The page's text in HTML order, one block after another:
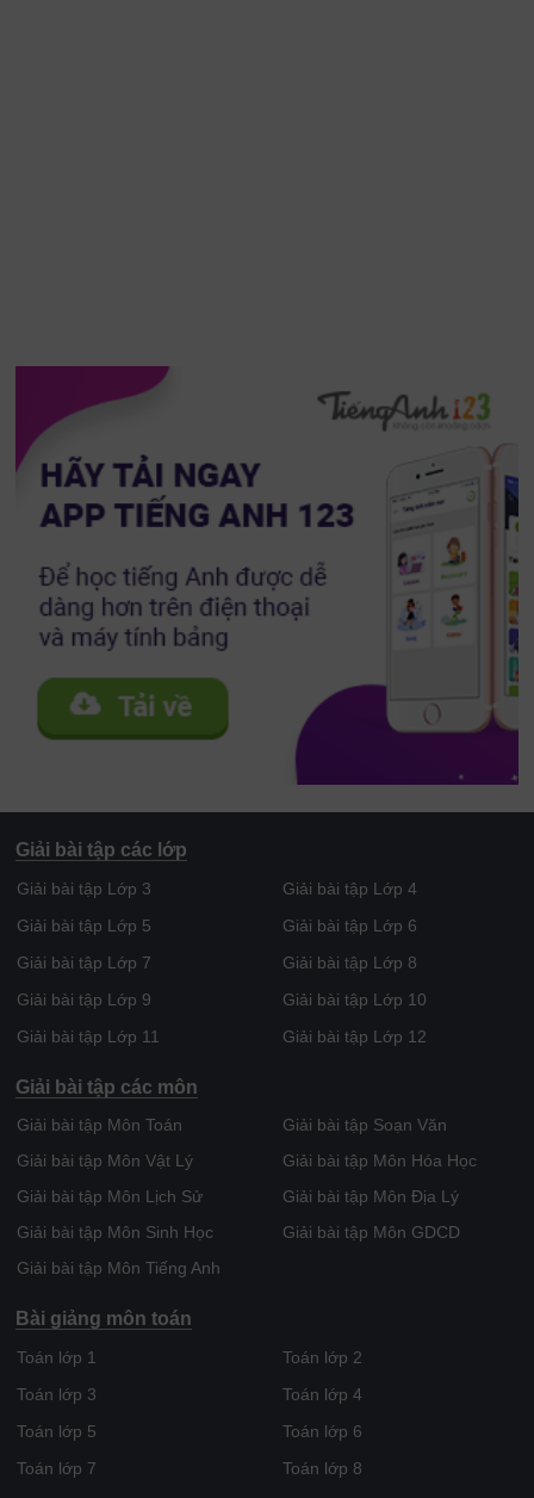
Giải bài tập các lớp
Giải bài tập Lớp 3
Giải bài tập Lớp 4
Giải bài tập Lớp 5
Giải bài tập Lớp 6
Giải bài tập Lớp 7
Giải bài tập Lớp 8
Giải bài tập Lớp 9
Giải bài tập Lớp 10
Giải bài tập Lớp 11
Giải bài tập Lớp 12
Giải bài tập các môn
Giải bài tập Môn Toán
Giải bài tập Soạn Văn
Giải bài tập Môn Vật Lý
Giải bài tập Môn Hóa Học
Giải bài tập Môn Lịch Sử
Giải bài tập Môn Địa Lý
Giải bài tập Môn Sinh Học
Giải bài tập Môn GDCD
Giải bài tập Môn Tiếng Anh
Bài giảng môn toán
Toán lớp 1
Toán lớp 2
Toán lớp 3
Toán lớp 4
Toán lớp 5
Toán lớp 6
Toán lớp 7
Toán lớp 8